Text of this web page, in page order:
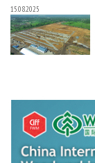
15.08.2025